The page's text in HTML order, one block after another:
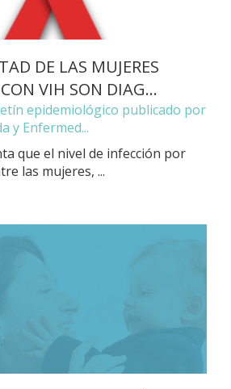
DE LAS MUJERES
VIH SON DIAG...
epidemiológico publicado por
y Enfermed...
que el nivel de infección por
las mujeres, ...